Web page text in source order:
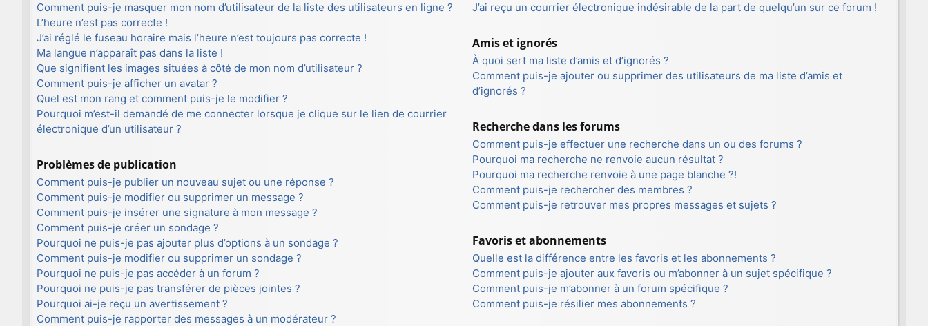
Comment puis-je masquer mon nom d’utilisateur de la liste des utilisateurs en ligne ?
L’heure n’est pas correcte !
J’ai réglé le fuseau horaire mais l’heure n’est toujours pas correcte !
Ma langue n’apparaît pas dans la liste !
Que signifient les images situées à côté de mon nom d’utilisateur ?
Comment puis-je afficher un avatar ?
Quel est mon rang et comment puis-je le modifier ?
Pourquoi m’est-il demandé de me connecter lorsque je clique sur le lien de courrier
électronique d’un utilisateur ?
Problèmes de publication
Comment puis-je publier un nouveau sujet ou une réponse ?
Comment puis-je modifier ou supprimer un message ?
Comment puis-je insérer une signature à mon message ?
Comment puis-je créer un sondage ?
Pourquoi ne puis-je pas ajouter plus d’options à un sondage ?
Comment puis-je modifier ou supprimer un sondage ?
Pourquoi ne puis-je pas accéder à un forum ?
Pourquoi ne puis-je pas transférer de pièces jointes ?
Pourquoi ai-je reçu un avertissement ?
Comment puis-je rapporter des messages à un modérateur ?
J’ai reçu un courrier électronique indésirable de la part de quelqu’un sur ce forum !
Amis et ignorés
À quoi sert ma liste d’amis et d’ignorés ?
Comment puis-je ajouter ou supprimer des utilisateurs de ma liste d’amis et
d’ignorés ?
Recherche dans les forums
Comment puis-je effectuer une recherche dans un ou des forums ?
Pourquoi ma recherche ne renvoie aucun résultat ?
Pourquoi ma recherche renvoie à une page blanche ?!
Comment puis-je rechercher des membres ?
Comment puis-je retrouver mes propres messages et sujets ?
Favoris et abonnements
Quelle est la différence entre les favoris et les abonnements ?
Comment puis-je ajouter aux favoris ou m’abonner à un sujet spécifique ?
Comment puis-je m’abonner à un forum spécifique ?
Comment puis-je résilier mes abonnements ?